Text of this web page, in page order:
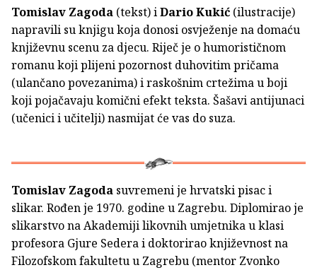
Tomislav Zagoda (tekst) iDario Kukić (ilustracije)
napravili su knjigu koja donosi osvježenje na domaću
književnu scenu za djecu. Riječ je o humorističnom
romanu koji plijeni pozornost duhovitim pričama
(ulančano povezanima) i raskošnim crtežima u boji
koji pojačavaju komični efekt teksta. Šašavi antijunaci
(učenici i učitelji) nasmijat će vas do suza.
Tomislav Zagoda suvremeni je hrvatski pisac i
slikar. Rođen je 1970. godine u Zagrebu. Diplomirao je
slikarstvo na Akademiji likovnih umjetnika u klasi
profesora Gjure Sedera i doktorirao književnost na
Filozofskom fakultetu u Zagrebu (mentor Zvonko